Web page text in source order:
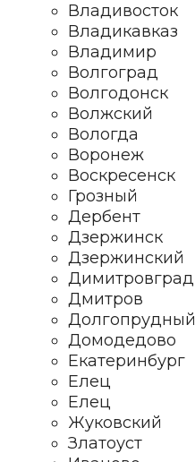
Владивосток
Владикавказ
Владимир
Волгоград
Волгодонск
Волжский
Вологда
Воронеж
Воскресенск
Грозный
Дербент
Дзержинск
Дзержинский
Димитровград
Дмитров
Долгопрудный
Домодедово
Екатеринбург
Елец
Елец
Жуковский
Златоуст